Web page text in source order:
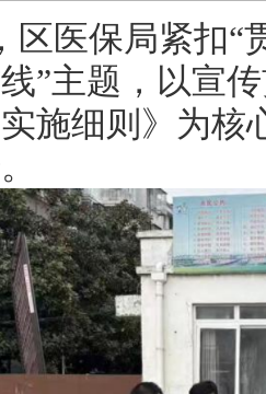
医保局紧扣“
”主题，以宣
施细则》为核